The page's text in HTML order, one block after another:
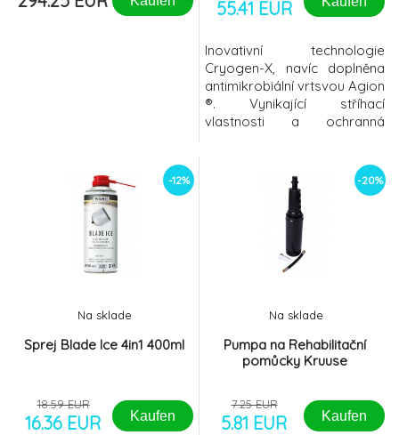
55.41 EUR
Inovativní technologie
Cryogen-X, navíc doplněna
antimikrobiální vrtsvou Agion
®. Vynikající stříhací
vlastnosti a ochranná
-12%
Sprej Blade Ice 4in1 400ml
Na sklade
18.59 EUR
16.36 EUR Kaufen
-20%
Pumpa na Rehabilitační
pomůcky Kruuse
Na sklade
7.25 EUR
5.81 EUR Kaufen